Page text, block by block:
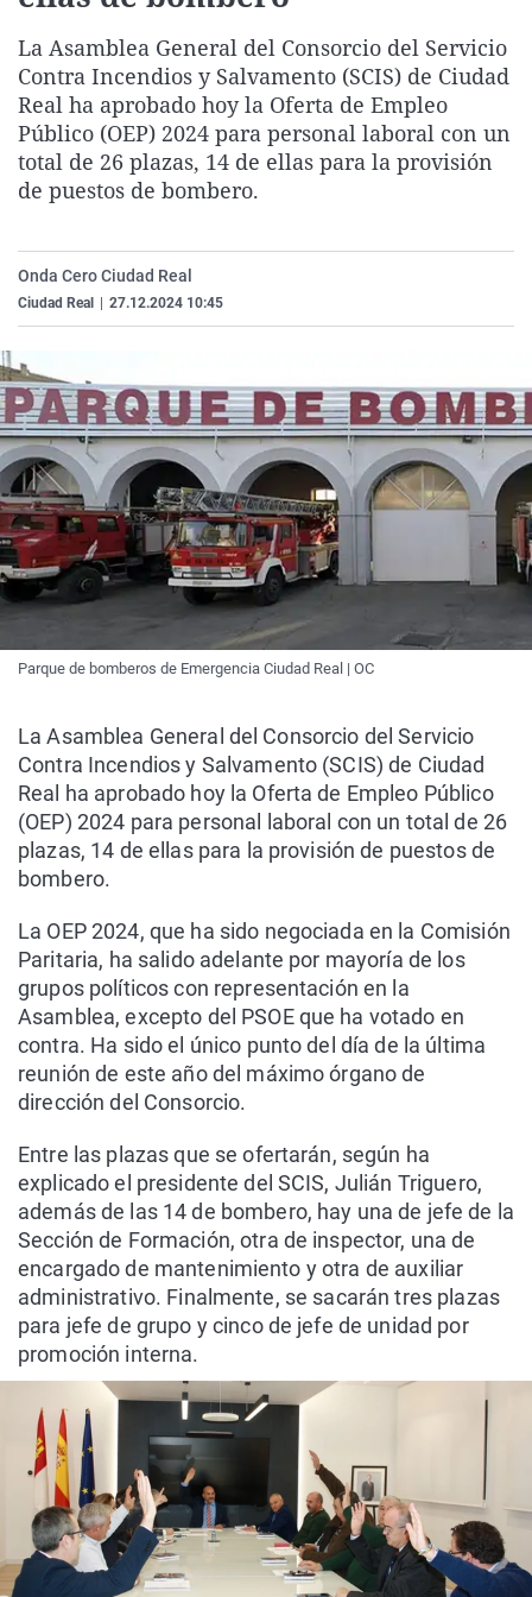
Gente viajera
Como el perro y el
Retornados
Equipo de
Operación Viuda
Galicia
La Rioja
Navarra
Televisión
Elecciones
La Asamblea General del Consorcio del Servicio
Contra Incendios y Salvamento (SCIS) de Ciudad
Real ha aprobado hoy la Oferta de Empleo
Público (OEP) 2024 para personal laboral con un
total de 26 plazas, 14 de ellas para la provisión
de puestos de bombero.
Onda Cero Ciudad Real
Ciudad Real 27.12.2024 10:45
Parque de bomberos de Emergencia Ciudad Real | OC
La Asamblea General del Consorcio del Servicio
Contra Incendios y Salvamento (SCIS) de Ciudad
Real ha aprobado hoy la Oferta de Empleo Público
(OEP) 2024 para personal laboral con un total de 26
plazas, 14 de ellas para la provisión de puestos de
bombero.
La OEP 2024, que ha sido negociada en la Comisión
Paritaria, ha salido adelante por mayoría de los
grupos políticos con representación en la
Asamblea, excepto del PSOE que ha votado en
contra. Ha sido el único punto del día de la última
reunión de este año del máximo órgano de
dirección del Consorcio.
Entre las plazas que se ofertarán, según ha
explicado el presidente del SCIS, Julián Triguero,
además de las 14 de bombero, hay una de jefe de la
Sección de Formación, otra de inspector, una de
encargado de mantenimiento y otra de auxiliar
administrativo. Finalmente, se sacarán tres plazas
para jefe de grupo y cinco de jefe de unidad por
promoción interna.